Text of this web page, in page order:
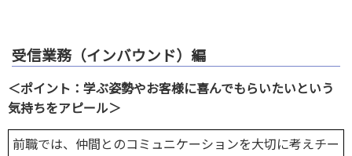
受信業務（インバウンド）編
＜ポイント：学ぶ姿勢やお客様に喜んでもらいたいという
気持ちをアピール＞
前職では、仲間とのコミュニケーションを大切に考えチー